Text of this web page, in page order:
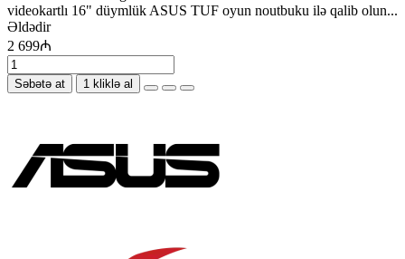
videokartlı 16" düymlük ASUS TUF oyun noutbuku ilə qalib olun...
Əldədir
2 699₼
Səbətə at 1 kliklə al